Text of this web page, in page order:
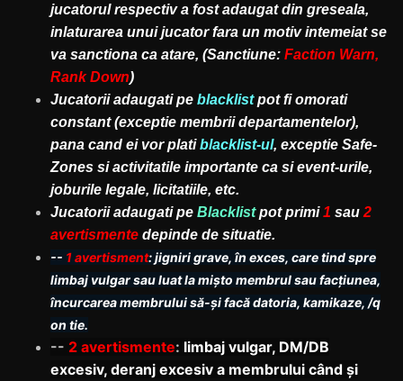
jucatorul respectiv a fost adaugat din greseala,
inlaturarea unui jucator fara un motiv intemeiat se
va sanctiona ca atare, (Sanctiune: Faction Warn,
Rank Down)
Jucatorii adaugati pe blacklistpot fi omorati
constant (exceptie membrii departamentelor),
pana cand ei vor platiblacklist-ul, exceptie Safe-
Zones si activitatile importante ca si event-urile,
joburile legale, licitatiile, etc.
Jucatorii adaugati pe Blacklistpot primi1 sau 2
avertismente depinde de situatie.
-- 1 avertisment: jigniri grave, în exces, care tind spre
limbaj vulgar sau luat la mișto membrul sau facțiunea,
încurcarea membrului să-și facă datoria, kamikaze, /q
on tie.
-- 2 avertismente: limbaj vulgar, DM/DB
excesiv, deranj excesiv a membrului când și